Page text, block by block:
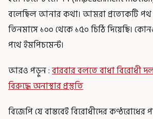
বলেছিল আনার কথা। আমরা প্রত্যেকটি পথ
তিনমাসে ১০০ থেকে ১৫০ চিঠি দিয়েছি।
পথে ইমপিচমেন্ট।
আরও পড়ুন :বারবার বলতে বাধা বিরোধী
বিরুদ্ধে অনাস্থার প্রস্তুতি
বিজেপি যে বাস্তবেই বিরোধীদের কণ্ঠরোধের